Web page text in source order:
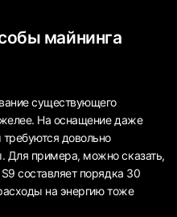
майнинга
существующего
На оснащение даже
довольно
Для примера, можно сказать,
составляет порядка 30
на энергию тоже